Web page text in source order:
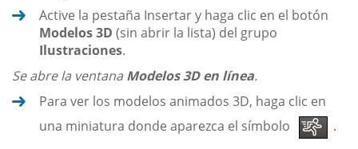
Active la pestaña Insertar y haga clic en el botón
Modelos 3D (sin abrir la lista) del grupo
Ilustraciones.
Se abre la ventana Modelos 3D en línea.
Para ver los modelos animados 3D, haga clic en
una miniatura donde aparezca el símbolo
.